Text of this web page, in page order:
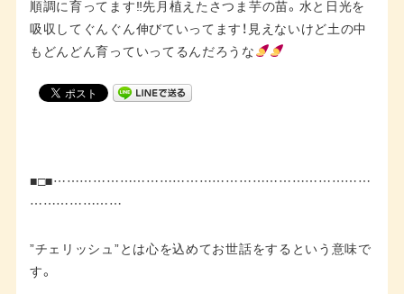
順調に育ってます‼︎先月植えたさつま芋の苗。水と日光を
吸収してぐんぐん伸びていってます！見えないけど土の中
もどんどん育っていってるんだろうな
■□■………………………………………………………………
…………………
”チェリッシュ”とは心を込めてお世話をするという意味で
す。